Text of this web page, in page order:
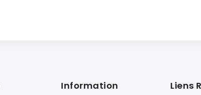
Information Liens